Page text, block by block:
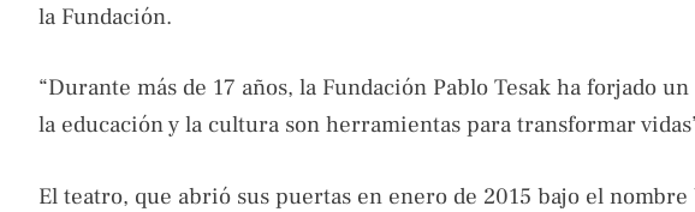
la Fundación.
“Durante más de 17 años, la Fundación Pablo Tesak ha forjado
la educación y la cultura son herramientas para transformar
El teatro, que abrió sus puertas en enero de 2015 bajo el